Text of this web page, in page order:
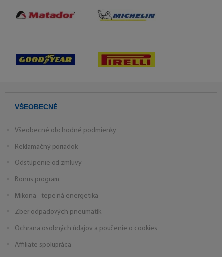
VŠEOBECNÉ
Všeobecné obchodné podmienky
Reklamačný poriadok
Odstúpenie od zmluvy
Bonus program
Mikona - tepelná energetika
Zber odpadových pneumatík
Ochrana osobných údajov a poučenie o cookies
Affiliate spolupráca